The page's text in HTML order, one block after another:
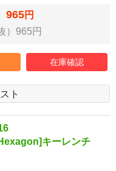
965円
）965円
在庫確認
ト
キーレンチ